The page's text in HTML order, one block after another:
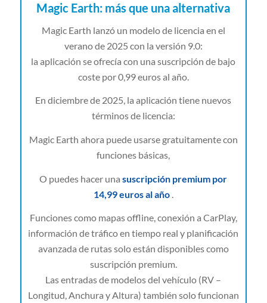
Magic Earth: más que una alternativa
Magic Earth lanzó un modelo de licencia en el
verano de 2025 con la versión 9.0:
la aplicación se ofrecía con una suscripción de bajo
coste por 0,99 euros al año.
En diciembre de 2025, la aplicación tiene nuevos
términos de licencia:
Magic Earth ahora puede usarse gratuitamente con
funciones básicas,
O puedes hacer unasuscripción premium por
14,99 euros al año.
Funciones como mapas offline, conexión a CarPlay,
información de tráfico en tiempo real y planificación
avanzada de rutas solo están disponibles como
suscripción premium.
Las entradas de modelos del vehículo (RV –
Longitud, Anchura y Altura) también solo funcionan